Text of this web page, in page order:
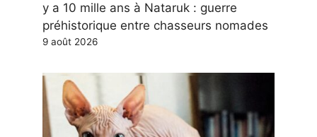
y a 10 mille ans à Nataruk : guerre
préhistorique entre chasseurs nomades
9 août 2026